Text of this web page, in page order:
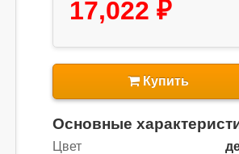
17,022 ₽
Купить
Основные
Цвет